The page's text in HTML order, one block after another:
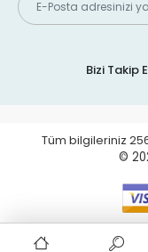
Bizi Takip
Tüm bilgileriniz
©